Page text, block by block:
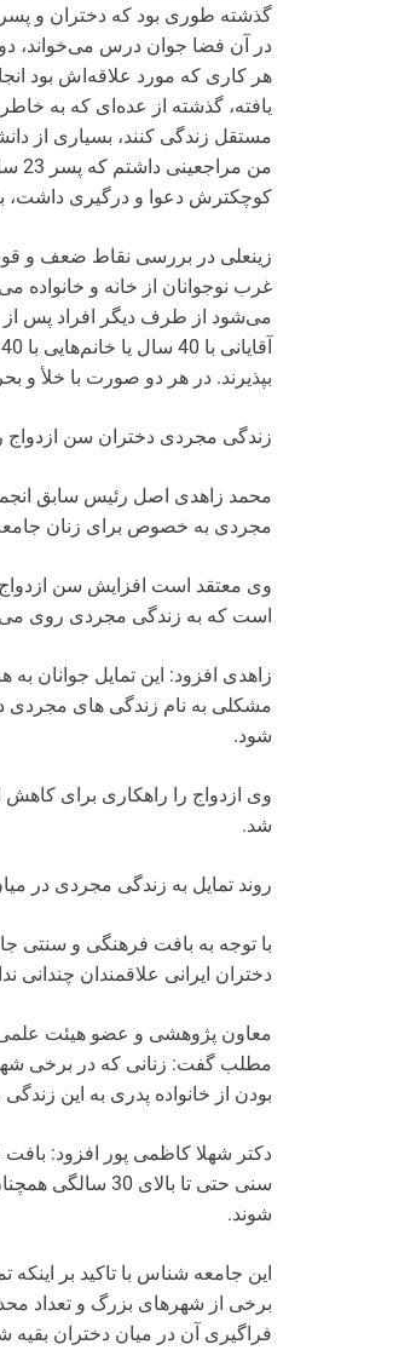
گذشته طوری بود که دختران و
در آن فضا جوان درس می‌خواند،
یافته، گذشته از عده‌ای که به
مستقل زندگی کنند، بسیاری از
کوچکترش دعوا و درگیری داشت،
زینعلی در بررسی نقاط ضعف و
غرب نوجوانان از خانه و
می‌شود از طرف دیگر افراد پس از
بپذیرند. در هر دو صورت با خلأ و
زندگی مجردی دختران سن ازدواج
محمد زاهدی اصل رئیس سابق
مجردی به خصوص برای زنان
وی معتقد است افزایش سن
است که به زندگی مجردی روی می
زاهدی افزود: این تمایل جوانان
مشکلی به نام زندگی های مجردی
شود.
وی ازدواج را راهکاری برای
شد.
روند تمایل به زندگی مجردی در
با توجه به بافت فرهنگی و سنتی
دختران ایرانی علاقمندان چندانی
معاون پژوهشی و عضو هیئت علمی
مطلب گفت: زنانی که در برخی
بودن از خانواده پدری به این زندگی
دکتر شهلا کاظمی پور افزود:
سنی حتی تا
شوند.
این جامعه شناس با تاکید بر اینکه
برخی از شهرهای بزرگ و تعداد
فراگیری آن در میان دختران بقیه